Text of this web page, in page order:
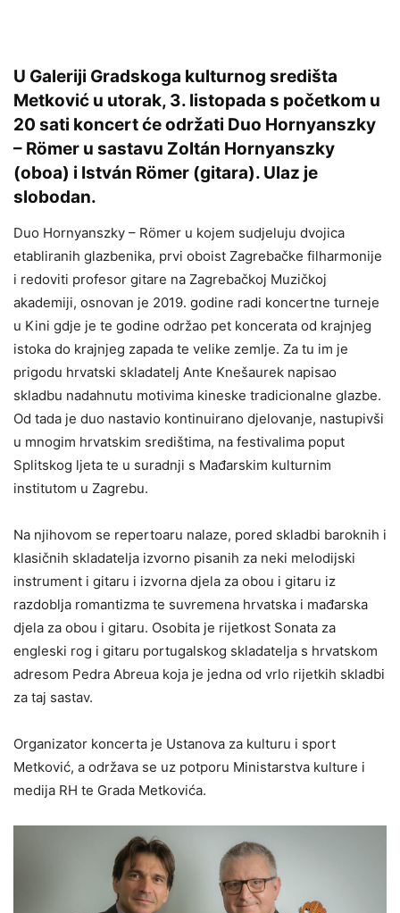
U Galeriji Gradskoga kulturnog središta
Metković u utorak, 3. listopada s početkom u
20 sati koncert će održati Duo Hornyanszky
– Römer u sastavu Zoltán Hornyanszky
(oboa) i István Römer (gitara). Ulaz je
slobodan.
Duo Hornyanszky – Römer u kojem sudjeluju dvojica
etabliranih glazbenika, prvi oboist Zagrebačke filharmonije
i redoviti profesor gitare na Zagrebačkoj Muzičkoj
akademiji, osnovan je 2019. godine radi koncertne turneje
u Kini gdje je te godine održao pet koncerata od krajnjeg
istoka do krajnjeg zapada te velike zemlje. Za tu im je
prigodu hrvatski skladatelj Ante Knešaurek napisao
skladbu nadahnutu motivima kineske tradicionalne glazbe.
Od tada je duo nastavio kontinuirano djelovanje, nastupivši
u mnogim hrvatskim središtima, na festivalima poput
Splitskog ljeta te u suradnji s Mađarskim kulturnim
institutom u Zagrebu.
Na njihovom se repertoaru nalaze, pored skladbi baroknih i
klasičnih skladatelja izvorno pisanih za neki melodijski
instrument i gitaru i izvorna djela za obou i gitaru iz
razdoblja romantizma te suvremena hrvatska i mađarska
djela za obou i gitaru. Osobita je rijetkost Sonata za
engleski rog i gitaru portugalskog skladatelja s hrvatskom
adresom Pedra Abreua koja je jedna od vrlo rijetkih skladbi
za taj sastav.
Organizator koncerta je Ustanova za kulturu i sport
Metković, a održava se uz potporu Ministarstva kulture i
medija RH te Grada Metkovića.